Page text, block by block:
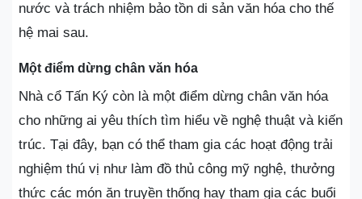
nước và trách nhiệm bảo tồn di sản văn hóa cho thế
hệ mai sau.
Một điểm dừng chân văn hóa
Nhà cổ Tấn Ký còn là một điểm dừng chân văn hóa
cho những ai yêu thích tìm hiểu về nghệ thuật và kiến
trúc. Tại đây, bạn có thể tham gia các hoạt động trải
nghiệm thú vị như làm đồ thủ công mỹ nghệ, thưởng
thức các món ăn truyền thống hay tham gia các buổi